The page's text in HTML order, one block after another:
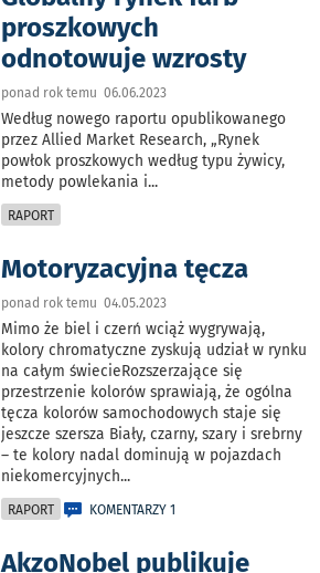
proszkowych
odnotowuje wzrosty
ponad rok temu 06.06.2023
Według nowego raportu opublikowanego
przez Allied Market Research, „Rynek
powłok proszkowych według typu żywicy,
metody powlekania i...
RAPORT
Motoryzacyjna tęcza
ponad rok temu 04.05.2023
Mimo że biel i czerń wciąż wygrywają,
kolory chromatyczne zyskują udział w rynku
na całym świecieRozszerzające się
przestrzenie kolorów sprawiają, że ogólna
tęcza kolorów samochodowych staje się
jeszcze szersza Biały, czarny, szary i srebrny
– te kolory nadal dominują w pojazdach
niekomercyjnych...
RAPORT KOMENTARZY 1
AkzoNobel publikuje